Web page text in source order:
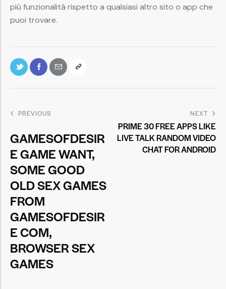
più funzionalità rispetto a qualsiasi altro sito o app che
puoi trovare.
PREVIOUS
GAMESOFDESIR
E GAME WANT,
SOME GOOD
OLD SEX GAMES
FROM
GAMESOFDESIR
E COM,
BROWSER SEX
GAMES
NEXT
PRIME 30 FREE APPS LIKE
LIVE TALK RANDOM VIDEO
CHAT FOR ANDROID